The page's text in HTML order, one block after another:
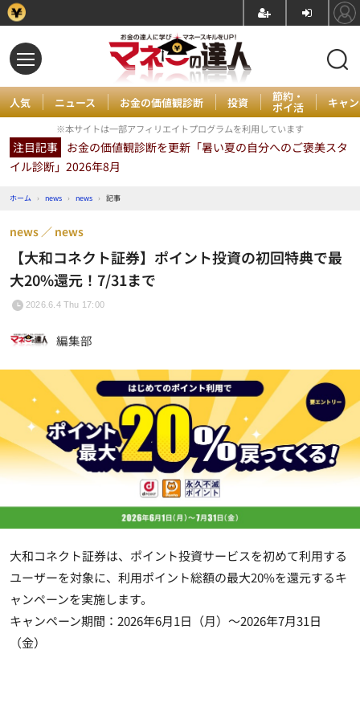
人気 ニュース お金の価値観診断 投資 節約・
ポイ活 キャ
※本サイトは一部アフィリエイトプログラムを利用しています
注目記事 お金の価値観診断を更新「暑い夏の自分へのご褒美スタ
イル診断」2026年8月
ホーム › news › news › 記事
【大和コネクト証券】ポイント投資の初回特典で最
大20%還元！7/31まで
news news
2026.6.4 Thu 17:00
編集部
大和コネクト証券は、ポイント投資サービスを初めて利用する
ユーザーを対象に、利用ポイント総額の最大20%を還元するキ
ャンペーンを実施します。
キャンペーン期間：2026年6月1日（月）～2026年7月31日
（金）